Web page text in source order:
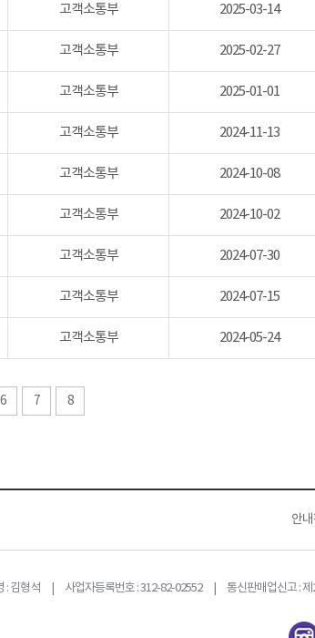
고객소통부 2025-03-14
고객소통부 2025-02-27
고객소통부 2025-01-01
고객소통부 2024-11-13
고객소통부 2024-10-08
고객소통부 2024-10-02
고객소통부 2024-07-30
고객소통부 2024-07-15
고객소통부 2024-05-24
6 7 8
안
김형석 | 사업자등록번호 : 312-82-02552 | 통신판매업신고 : 제